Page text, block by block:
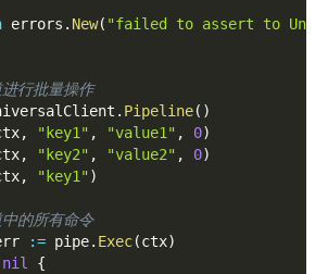
errors . New( "failed to assert to
行批量操作
. Pipeline( )
, "key1" , "value1" , 0)
, "key2" , "value2" , 0)
, "key1")
的所有命令
:= pipe. Exec(ctx)
nil
{